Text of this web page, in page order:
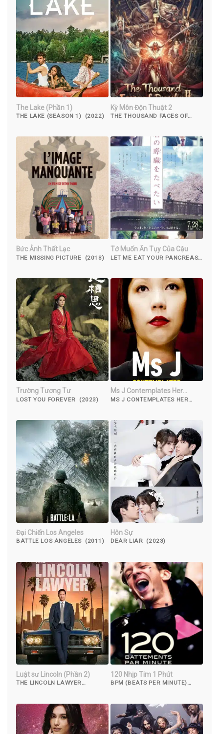
The Lake (Phần 1)
THE LAKE (SEASON 1) (2022)
Kỳ Môn Độn Thuật 2
THE THOUSAND FACES OF
Bức Ảnh Thất Lạc
THE MISSING PICTURE (2013)
Tớ Muốn Ăn Tụy Của Cậu
LET ME EAT YOUR PANCREAS
Trường Tương Tư
LOST YOU FOREVER (2023)
Ms J Contemplates Her
Choice
MS J CONTEMPLATES HER
Đại Chiến Los Angeles
BATTLE LOS ANGELES (2011)
Hôn Sự
DEAR LIAR (2023)
Luật sư Lincoln (Phần 2)
THE LINCOLN LAWYER
120 Nhịp Tim 1 Phút
BPM (BEATS PER MINUTE)